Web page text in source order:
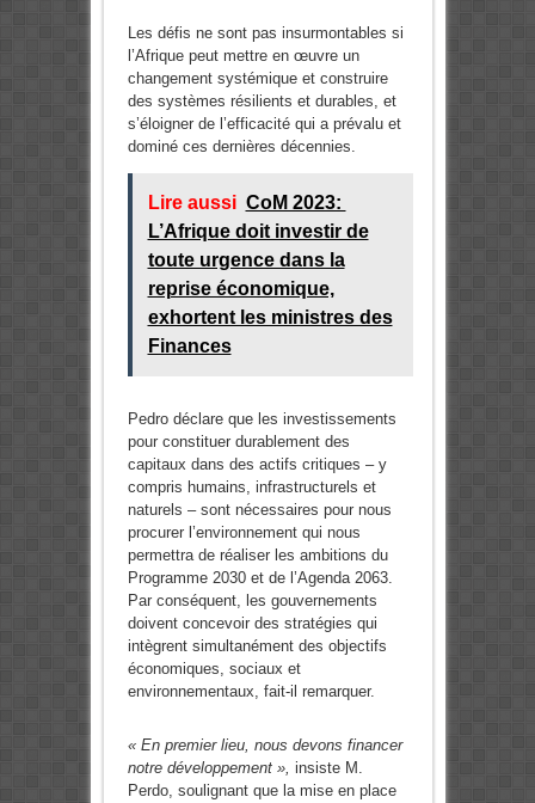
Les défis ne sont pas insurmontables si
l’Afrique peut mettre en œuvre un
changement systémique et construire
des systèmes résilients et durables, et
s’éloigner de l’efficacité qui a prévalu et
dominé ces dernières décennies.
Lire aussi CoM 2023:
L’Afrique doit investir de
toute urgence dans la
reprise économique,
exhortent les ministres des
Finances
Pedro déclare que les investissements
pour constituer durablement des
capitaux dans des actifs critiques – y
compris humains, infrastructurels et
naturels – sont nécessaires pour nous
procurer l’environnement qui nous
permettra de réaliser les ambitions du
Programme 2030 et de l’Agenda 2063.
Par conséquent, les gouvernements
doivent concevoir des stratégies qui
intègrent simultanément des objectifs
économiques, sociaux et
environnementaux, fait-il remarquer.
« En premier lieu, nous devons financer
notre développement », insiste M.
Perdo, soulignant que la mise en place